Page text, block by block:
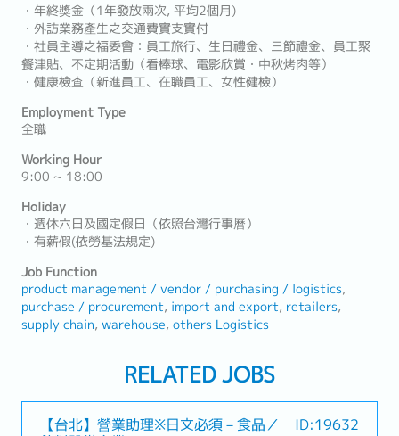
・年終獎金（1年發放兩次, 平均2個月)
・外訪業務產生之交通費實支實付
・社員主導之福委會：員工旅行、生日禮金、三節禮金、員工聚
餐津貼、不定期活動（看棒球、電影欣賞・中秋烤肉等）
・健康檢查（新進員工、在職員工、女性健檢）
Employment Type
全職
Working Hour
9:00 ~ 18:00
Holiday
・週休六日及國定假日（依照台灣行事曆）
・有薪假(依勞基法規定)
Job Function
product management / vendor / purchasing / logistics
purchase / procurement import and export retailers
supply chain warehouse others Logistics
RELATED JOBS
【台北】營業助理※日文必須－食品／
ID:19632